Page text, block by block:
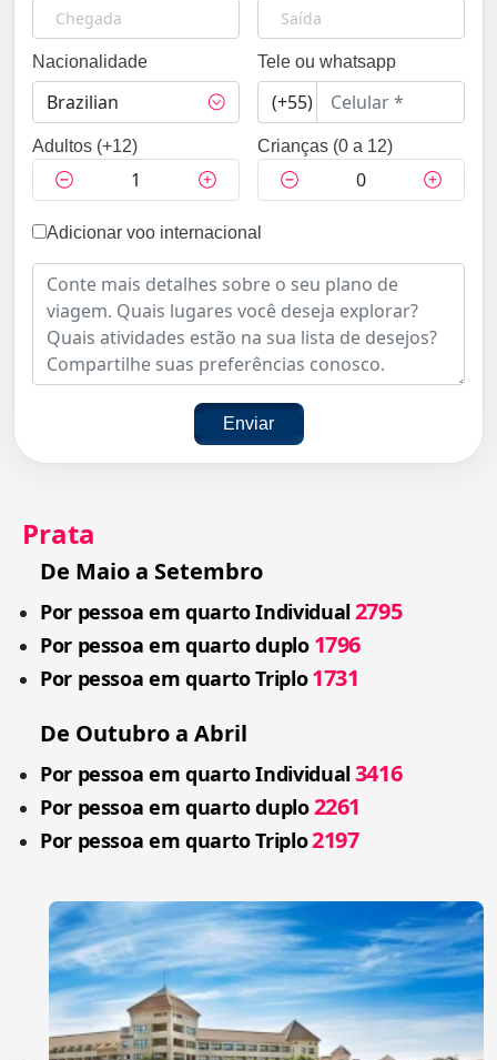
Nacionalidade Tele ou whatsapp
Adultos (+12) Crianças (0 a 12)
Adicionar voo internacional
Enviar
Prata
De Maio a Setembro
Por pessoa em quarto Individual 2795
Por pessoa em quarto duplo 1796
Por pessoa em quarto Triplo1731
De Outubro a Abril
Por pessoa em quarto Individual 3416
Por pessoa em quarto duplo2261
Por pessoa em quarto Triplo2197